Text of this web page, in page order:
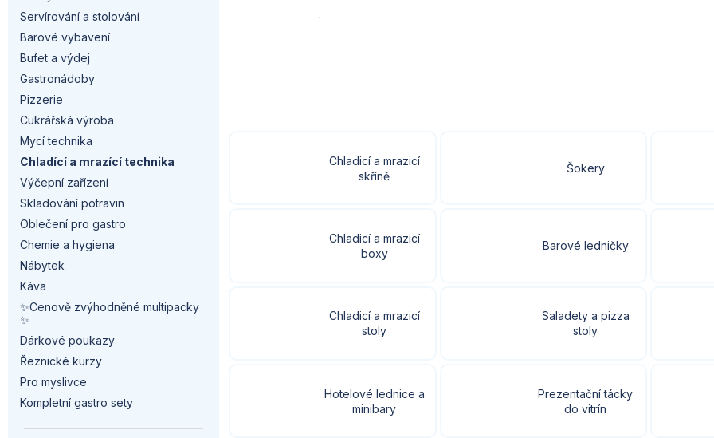
Servírování a stolování
Barové vybavení
Bufet a výdej
Gastronádoby
Pizzerie
Cukrářská výroba
Mycí technika
Chladící a mrazící technika
Výčepní zařízení
Skladování potravin
Oblečení pro gastro
Chemie a hygiena
Nábytek
Káva
✨Cenově zvýhodněné multipacky
✨
Dárkové poukazy
Řeznické kurzy
Pro myslivce
Kompletní gastro sety
Chladicí a mrazicí
skříně
Šokery
Chladicí a mrazicí
boxy
Barové ledničky
Chladicí a mrazicí
stoly
Saladety a pizza
stoly
Hotelové lednice a
minibary
Prezentační tácky
do vitrín